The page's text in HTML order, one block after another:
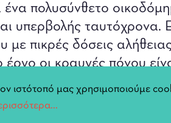
πολυσύνθετο
υπερβολής ταυτόχρονα.
με πικρές δόσεις
οι κραυγές πόνου
γελάς, γελάς με δάκρυα,
με τόση δύναμη και
ιστότοπό μας χρησιμοποιούμε